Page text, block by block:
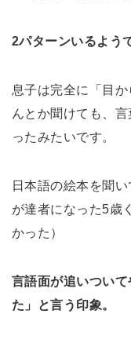
2パターンいるよう
息子は完全に「目
んとか聞けても、
ったみたいです。
日本語の絵本を聞
が達者になった5歳
かった）
言語面が追いつい
た」と言う印象。